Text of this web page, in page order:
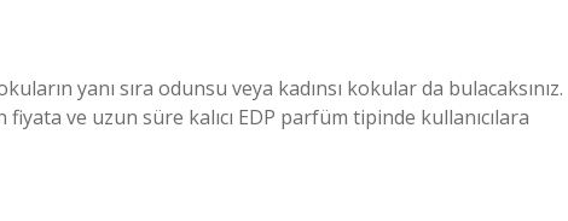
yanı sıra odunsu veya kadınsı kokular da bulacaksınız.
ve uzun süre kalıcı EDP parfüm tipinde kullanıcılara